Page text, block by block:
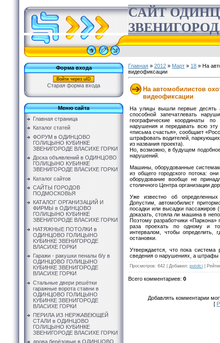
САЙТ
Форма входа
Войти через uID
Старая форма входа
Меню сайта
Главная страница
Каталог статей
ФОРУМ в ОДИНЦОВО
ГОЛИЦЫНО КУБИНКЕ
ЗВЕНИГОРОДЕ ВЛАСИХЕ ГОРКИ
Доска объявлений в ОДИНЦОВО
ГОЛИЦЫНО КУБИНКЕ
ЗВЕНИГОРОДЕ ВЛАСИХЕ ГОРКИ
Каталог сайтов
САЙТЫ ГОРОДОВ
ПОДМОСКОВЬЯ
КАТАЛОГ ОРГАНИЗАЦИЙ И
ФИРМЫ в ОДИНЦОВО
ГОЛИЦЫНО КУБИНКЕ
ЗВЕНИГОРОДЕ ВЛАСИХЕ ГОРКИ
НАТЯЖНЫЕ ПОТОЛКИ в
ОДИНЦОВО ГОЛИЦЫНО
КУБИНКЕ ЗВЕНИГОРОДЕ
ВЛАСИХЕ ГОРКИ
Гаражи - ракушки пеналы б/у в
ОДИНЦОВО ГОЛИЦЫНО
КУБИНКЕ ЗВЕНИГОРОДЕ
ВЛАСИХЕ ГОРКИ
Стальные двери решётки
гаражные ворота ставни в
ОДИНЦОВО ГОЛИЦЫНО
КУБИНКЕ ЗВЕНИГОРОДЕ
ВЛАСИХЕ ГОРКИ
ПЕРИЛА ИЗ НЕРЖАВЕЮЩЕЙ
СТАЛИ в ОДИНЦОВО
ГОЛИЦЫНО КУБИНКЕ
ЗВЕНИГОРОДЕ ВЛАСИХЕ ГОРКИ
дрова берёзовые в ОДИНЦОВО
Главная » 2012 » Март » 18 » На
видеофиксации
На автомобилистов
видеофиксации
На улицы вышли первые десять
способной запечатлевать
географические координаты
нарушения и передавать всю
«письма счастья», сообщает
штрафовать водителей,
из названия проекта).
Но, возможно, в будущем
нарушений.
Машины, оборудованные
из общего городского потока:
оборудование вообще не
столичного Центра организации
Уже известно об
Допустим, автомобилист
посадки или высадки пассажиров
доказать, стояла ли машина в
Поэтому разработчики
раза проехать по одному и
интервалом, чтобы определить,
остановки.
Утверждается, что пока
сведения о нарушениях, а
Просмотров: 642 | Добавил: potolci
Всего комментариев: 0
Добавлять комментарии
[